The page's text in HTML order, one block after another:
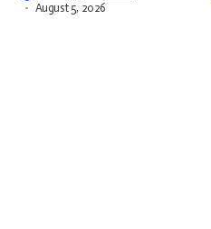
August 5, 2026